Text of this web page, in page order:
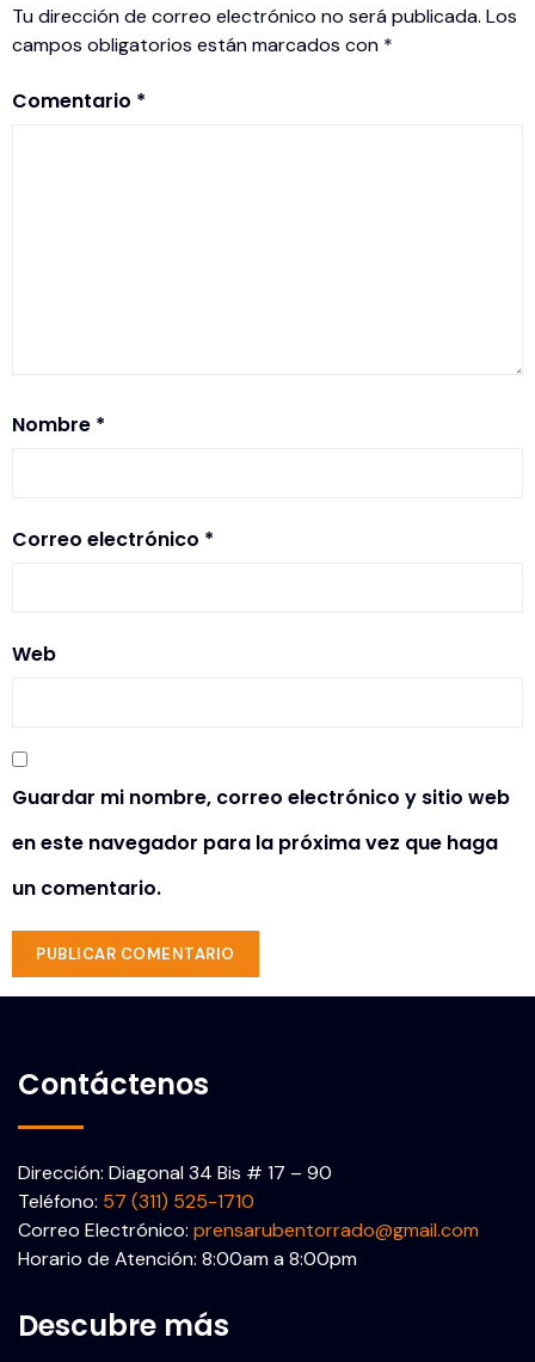
Tu dirección de correo electrónico no será publicada. Los
campos obligatorios están marcados con *
Comentario *
Nombre *
Correo electrónico *
Web
Guardar mi nombre, correo electrónico y sitio web
en este navegador para la próxima vez que haga
un comentario.
Contáctenos
Dirección: Diagonal 34 Bis # 17 – 90
Teléfono: 57 (311) 525-1710
Correo Electrónico: prensarubentorrado@gmail.com
Horario de Atención: 8:00am a 8:00pm
Descubre más